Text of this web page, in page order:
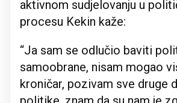
aktivnom sudjelovanju u
procesu Kekin kaže:
“Ja sam se odlučio baviti
samoobrane, nisam mogao
kroničar, pozivam sve druge